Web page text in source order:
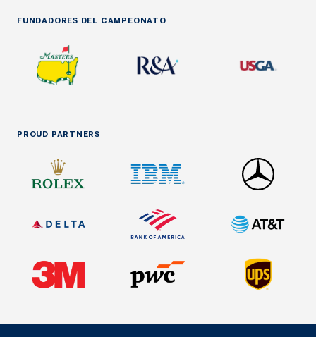
FUNDADORES DEL CAMPEONATO
PROUD PARTNERS